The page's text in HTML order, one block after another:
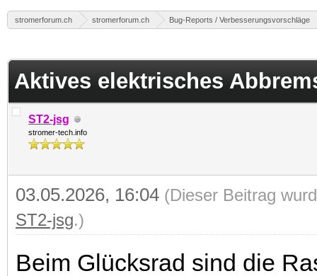
stromerforum.ch stromerforum.ch Bug-Reports / Verbesserungsvorschläge
Aktives elektrisches
ST2-jsg
stromer-tech.info
03.05.2026, 16:04 (Dieser Beitrag
ST2-jsg.)
Beim Glücksrad sind die